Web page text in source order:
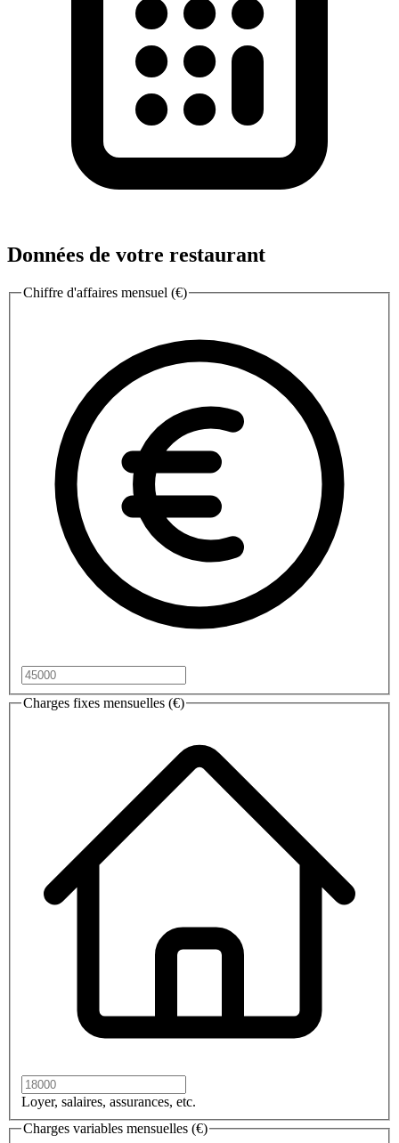
Données de votre restaurant
Chiffre d'affaires mensuel (€)
Charges fixes mensuelles (€)
Loyer, salaires, assurances, etc.
Charges variables mensuelles (€)